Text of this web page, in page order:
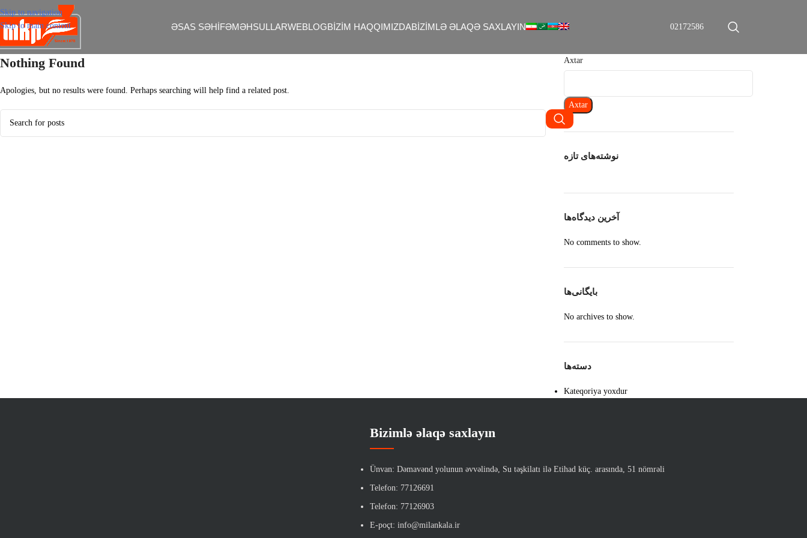
Skip to navigation
Skip to main content
ƏSAS SƏHIFƏMƏHSULLARWEBLOGBIZIM HAQQIMIZDABIZIMLƏ ƏLAQƏ SAXLAYIN 02172586
Nothing Found
Apologies, but no results were found. Perhaps searching will help find a related post.
Axtar
Axtar
نوشته‌های تازه
آخرین دیدگاه‌ها
No comments to show.
بایگانی‌ها
No archives to show.
دسته‌ها
Kateqoriya yoxdur
Bizimlə əlaqə saxlayın
Ünvan: Dəmavənd yolunun əvvəlində, Su təşkilatı ilə Etihad küç. arasında, 51 nömrəli
Telefon: 77126691
Telefon: 77126903
E-poçt: info@milankala.ir